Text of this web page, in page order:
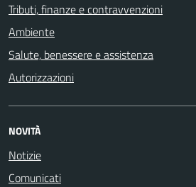
Tributi, finanze e contravvenzioni
Ambiente
Salute, benessere e assistenza
Autorizzazioni
NOVITÀ
Notizie
Comunicati